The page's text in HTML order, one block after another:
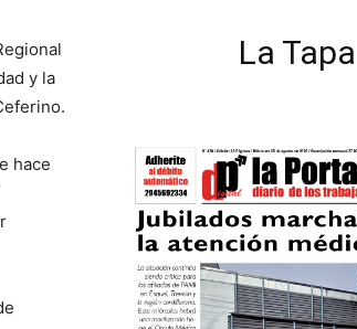
y la
hace
La Tapa